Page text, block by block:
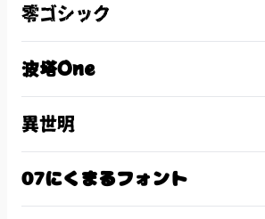
零ゴシック
波塔One
異世明
07にくまるフォント